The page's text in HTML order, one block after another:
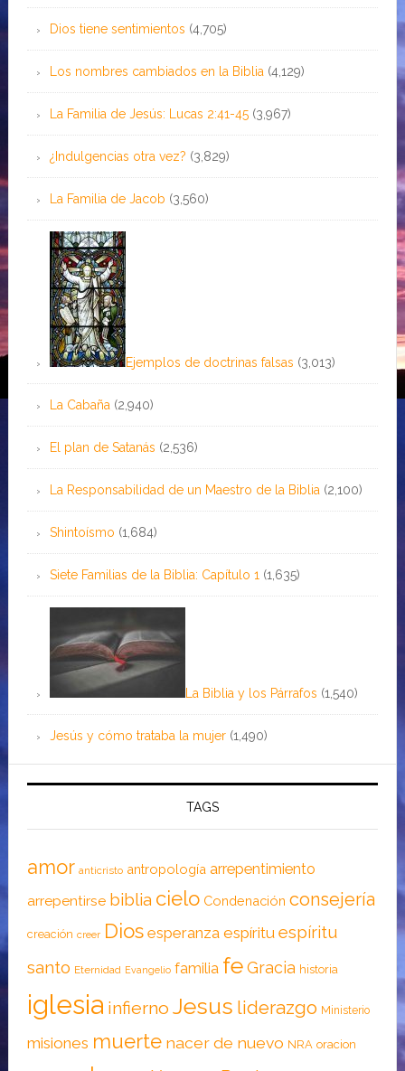
Dios tiene sentimientos (4,705)
Los nombres cambiados en la Biblia (4,129)
La Familia de Jesús: Lucas 2:41-45 (3,967)
¿Indulgencias otra vez? (3,829)
La Familia de Jacob (3,560)
Ejemplos de doctrinas falsas (3,013)
La Cabaña (2,940)
El plan de Satanás (2,536)
La Responsabilidad de un Maestro de la Biblia (2,100)
Shintoísmo (1,684)
Siete Familias de la Biblia: Capítulo 1 (1,635)
La Biblia y los Párrafos (1,540)
Jesús y cómo trataba la mujer (1,490)
TAGS
amor anticristo antropología arrepentimiento
arrepentirse biblia cielo Condenación consejería
creación creer Dios esperanza espíritu espíritu
santo Eternidad Evangelio familia feGracia historia
iglesia infierno Jesus liderazgo Ministerio
misiones muerte nacer de nuevo NRA oracion